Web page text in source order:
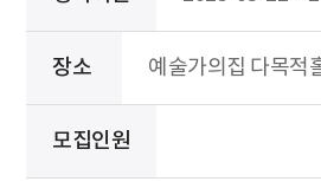
장소 예술가의집 다목적
모집인원